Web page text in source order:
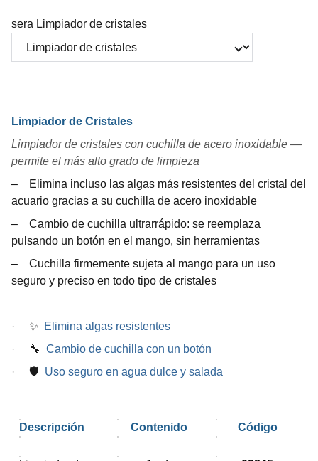
sera Limpiador de cristales
Limpiador de Cristales
Limpiador de cristales con cuchilla de acero inoxidable —
permite el más alto grado de limpieza
–
Elimina incluso las algas más resistentes del cristal del
acuario gracias a su cuchilla de acero inoxidable
– Cambio de cuchilla ultrarrápido: se reemplaza
pulsando un botón en el mango, sin herramientas
– Cuchilla firmemente sujeta al mango para un uso
seguro y preciso en todo tipo de cristales
· ✨ Elimina algas resistentes
·
🔧 Cambio de cuchilla con un botón
· 🛡 Uso seguro en agua dulce y salada
Descripción Contenido Código